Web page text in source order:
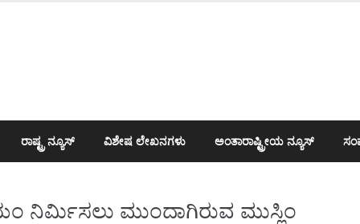
ರಾಷ್ಟ್ರ ನ್ಯೂಸ್ ವಿಶೇಷ ಲೇಖನಗಳು ಅಂತಾರಾಷ್ಟ್ರೀಯ ನ್ಯೂಸ್
ಮುಂದಾಗಿರುವ ಮುಸ್ಲಿಂ